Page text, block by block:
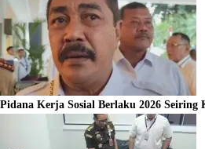
Pidana Kerja Sosial Berlaku 2026